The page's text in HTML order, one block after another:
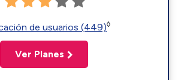
de usuarios (449)◊
Ver Planes